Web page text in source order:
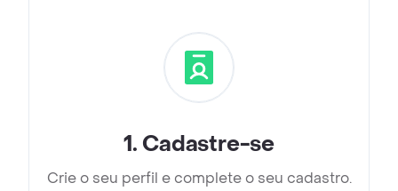
1. Cadastre-se
Crie o seu perfil e complete o seu cadastro.